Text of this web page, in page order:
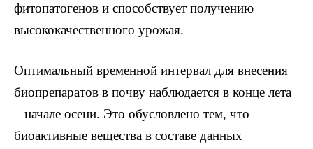
фитопатогенов и способствует получению
высококачественного урожая.
Оптимальный временной интервал для внесения
биопрепаратов в почву наблюдается в конце лета
– начале осени. Это обусловлено тем, что
биоактивные вещества в составе данных